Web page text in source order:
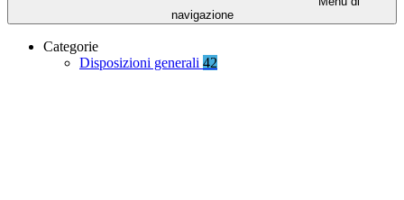
navigazione
Categorie
Disposizioni generali 42